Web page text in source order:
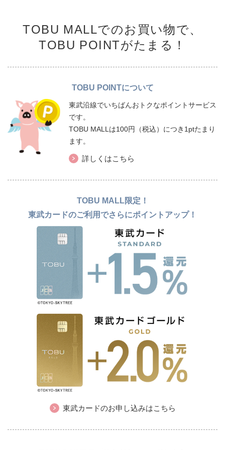
TOBU MALLでのお買い物で、
TOBU POINTがたまる！
TOBU POINTについて
東武沿線でいちばんおトクなポイントサービス
です。
TOBU MALLは100円（税込）につき1ptたまり
ます。
詳しくはこちら
TOBU MALL限定！
東武カードのご利用でさらにポイントアップ！
東武カードのお申し込みはこちら